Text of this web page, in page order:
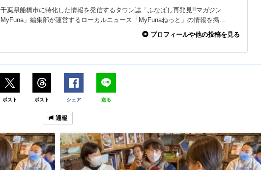
千葉県船橋市に特化した情報を発信するタウン誌「ふなばし再発見!!マガジン
MyFuna」編集部が運営するローカルニュース「MyFunaねっと」の情報を掲...
プロフィールや他の投稿を見る
ポスト ポスト シェア 送る
通報